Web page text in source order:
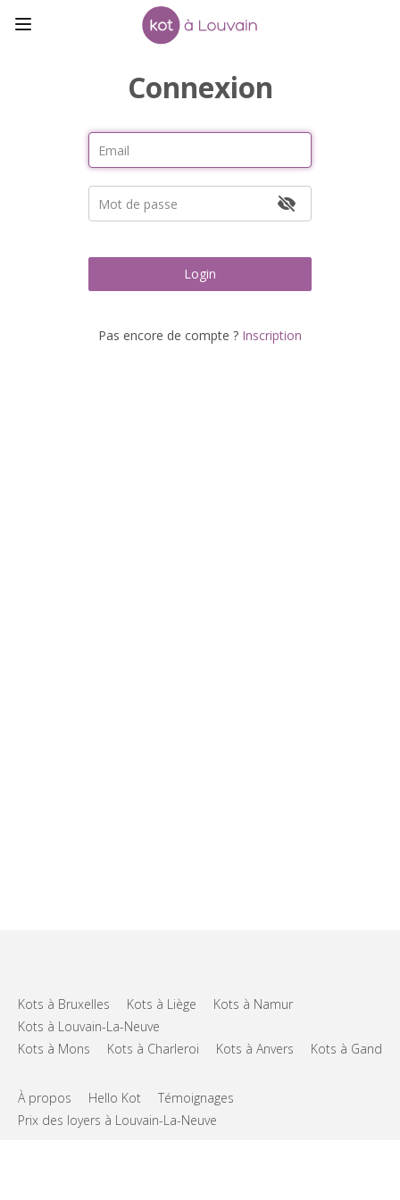
Connexion
Login
Pas encore de compte ? Inscription
Kots à Bruxelles Kots à Liège
Kots à Namur
Kots à Louvain-La-Neuve
Kots à Mons
Kots à Charleroi Kots à Anvers Kots à Gand
À propos Hello Kot
Témoignages
Prix des loyers à Louvain-La-Neuve